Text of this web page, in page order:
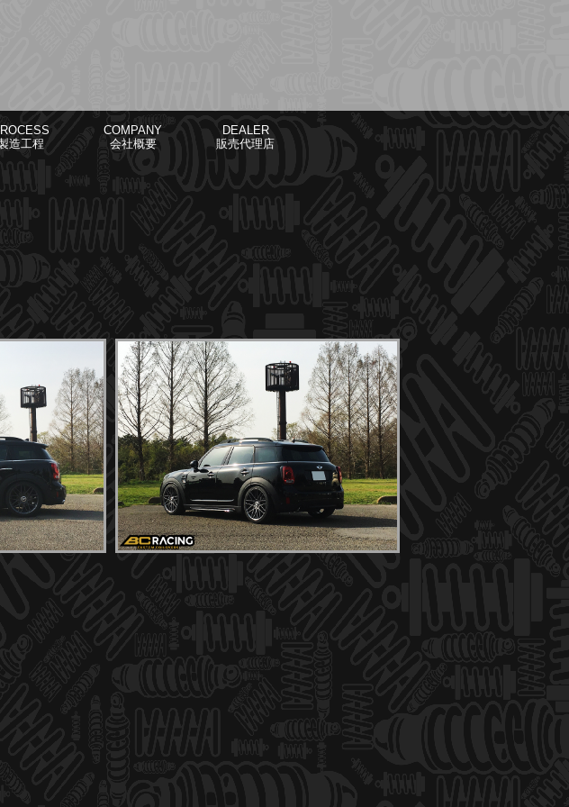
造工程
COMPANY
会社概要
DEALER
販売代理店